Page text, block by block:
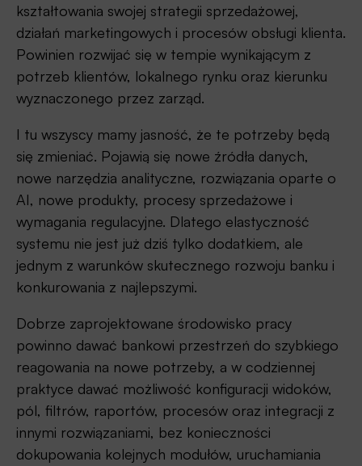
kształtowania swojej strategii sprzedażowej,
działań marketingowych i procesów obsługi klienta.
Powinien rozwijać się w tempie wynikającym z
potrzeb klientów, lokalnego rynku oraz kierunku
wyznaczonego przez zarząd.
I tu wszyscy mamy jasność, że te potrzeby będą
się zmieniać. Pojawią się nowe źródła danych,
nowe narzędzia analityczne, rozwiązania oparte o
AI, nowe produkty, procesy sprzedażowe i
wymagania regulacyjne. Dlatego elastyczność
systemu nie jest już dziś tylko dodatkiem, ale
jednym z warunków skutecznego rozwoju banku i
konkurowania z najlepszymi.
Dobrze zaprojektowane środowisko pracy
powinno dawać bankowi przestrzeń do szybkiego
reagowania na nowe potrzeby, a w codziennej
praktyce dawać możliwość konfiguracji widoków,
pól, filtrów, raportów, procesów oraz integracji z
innymi rozwiązaniami, bez konieczności
dokupowania kolejnych modułów, uruchamiania